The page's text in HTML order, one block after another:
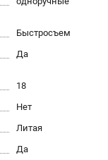
Быстросъем
Да
18
Нет
Литая
Да